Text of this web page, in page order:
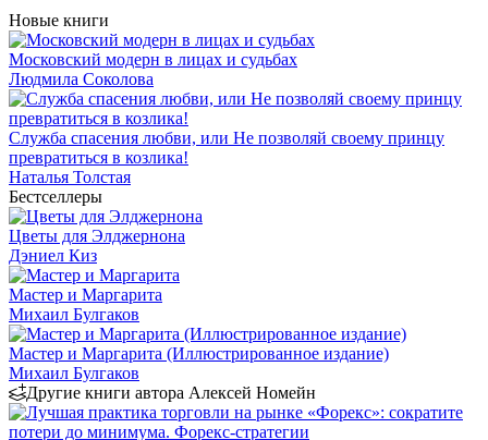
Новые книги
Московский модерн в лицах и судьбах
Людмила Соколова
Служба спасения любви, или Не позволяй своему принцу
превратиться в козлика!
Наталья Толстая
Бестселлеры
Цветы для Элджернона
Дэниел Киз
Мастер и Маргарита
Михаил Булгаков
Мастер и Маргарита (Иллюстрированное издание)
Михаил Булгаков
Другие книги автора Алексей Номейн